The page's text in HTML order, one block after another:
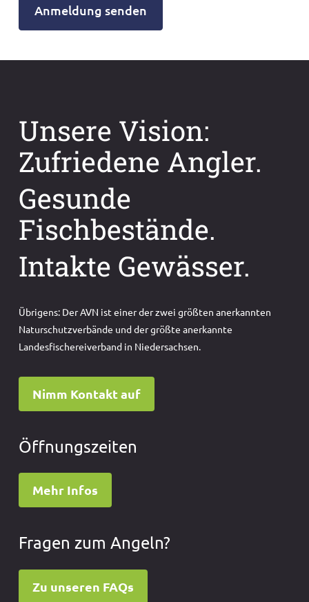
Anmeldung senden
Unsere Vision:
Zufriedene Angler.
Gesunde
Fischbestände.
Intakte Gewässer.
Übrigens: Der AVN ist einer der zwei größten anerkannten
Naturschutzverbände und der größte anerkannte
Landesfischereiverband in Niedersachsen.
Nimm Kontakt auf
Öffnungszeiten
Mehr Infos
Fragen zum Angeln?
Zu unseren FAQs